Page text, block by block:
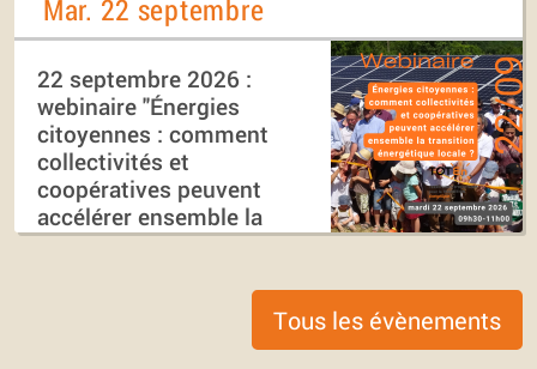
Mar. 22 septembre
22 septembre 2026 :
webinaire "Énergies
citoyennes : comment
collectivités et
coopératives peuvent
accélérer ensemble la
transition énergétique
Tous les évènements